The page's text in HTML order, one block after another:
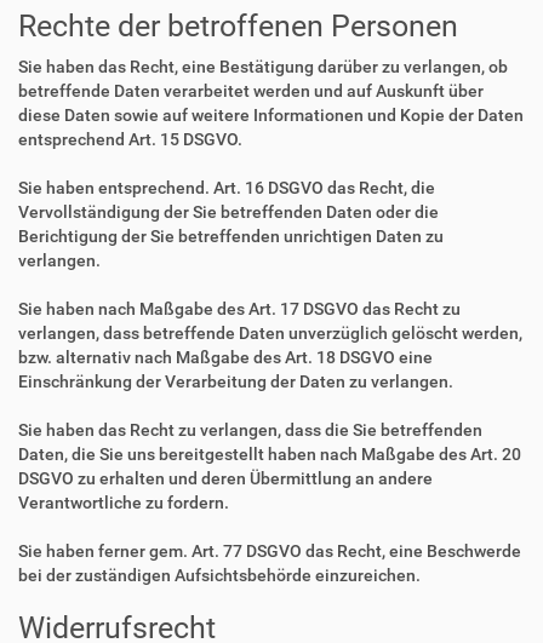
Rechte der betroffenen Personen
Sie haben das Recht, eine Bestätigung darüber zu verlangen, ob
betreffende Daten verarbeitet werden und auf Auskunft über
diese Daten sowie auf weitere Informationen und Kopie der Daten
entsprechend Art. 15 DSGVO.
Sie haben entsprechend. Art. 16 DSGVO das Recht, die
Vervollständigung der Sie betreffenden Daten oder die
Berichtigung der Sie betreffenden unrichtigen Daten zu
verlangen.
Sie haben nach Maßgabe des Art. 17 DSGVO das Recht zu
verlangen, dass betreffende Daten unverzüglich gelöscht werden,
bzw. alternativ nach Maßgabe des Art. 18 DSGVO eine
Einschränkung der Verarbeitung der Daten zu verlangen.
Sie haben das Recht zu verlangen, dass die Sie betreffenden
Daten, die Sie uns bereitgestellt haben nach Maßgabe des Art. 20
DSGVO zu erhalten und deren Übermittlung an andere
Verantwortliche zu fordern.
Sie haben ferner gem. Art. 77 DSGVO das Recht, eine Beschwerde
bei der zuständigen Aufsichtsbehörde einzureichen.
Widerrufsrecht